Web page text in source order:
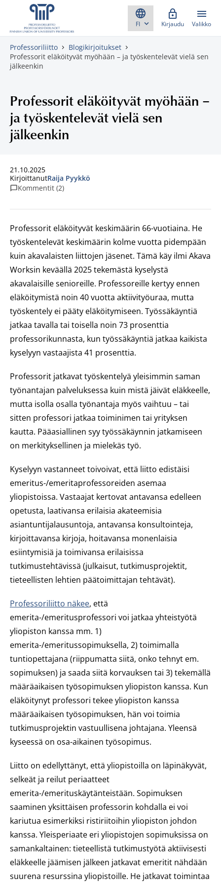
Skippaa sisältö
Kirjaudu Valikko
Professoriliitto
Blogikirjoitukset
Professorit eläköityvät myöhään – ja työskentelevät vielä sen
jälkeenkin
Professorit eläköityvät myöhään –
ja työskentelevät vielä sen
jälkeenkin
21.10.2025
KirjoittanutRaija Pyykkö
Kommentit (2)
Professorit eläköityvät keskimäärin 66-vuotiaina. He
työskentelevät keskimäärin kolme vuotta pidempään
kuin akavalaisten liittojen jäsenet. Tämä käy ilmi Akava
Worksin keväällä 2025 tekemästä kyselystä
akavalaisille senioreille. Professoreille kertyy ennen
eläköitymistä noin 40 vuotta aktiivityöuraa, mutta
työskentely ei pääty eläköitymiseen. Työssäkäyntiä
jatkaa tavalla tai toisella noin 73 prosenttia
professorikunnasta, kun työssäkäyntiä jatkaa kaikista
kyselyyn vastaajista 41 prosenttia.
Professorit jatkavat työskentelyä yleisimmin saman
työnantajan palveluksessa kuin mistä jäivät eläkkeelle,
mutta isolla osalla työnantaja myös vaihtuu – tai
sitten professori jatkaa toiminimen tai yrityksen
kautta. Pääasiallinen syy työssäkäynnin jatkamiseen
on merkityksellinen ja mielekäs työ.
Kyselyyn vastanneet toivoivat, että liitto edistäisi
emeritus-/emeritaprofessoreiden asemaa
yliopistoissa. Vastaajat kertovat antavansa edelleen
opetusta, laativansa erilaisia akateemisia
asiantuntijalausuntoja, antavansa konsultointeja,
kirjoittavansa kirjoja, hoitavansa monenlaisia
esiintymisiä ja toimivansa erilaisissa
tutkimustehtävissä (julkaisut, tutkimusprojektit,
tieteellisten lehtien päätoimittajan tehtävät).
Professoriliitto näkee, että
emerita-/emeritusprofessori voi jatkaa yhteistyötä
yliopiston kanssa mm. 1)
emerita-/emeritussopimuksella, 2) toimimalla
tuntiopettajana (riippumatta siitä, onko tehnyt em.
sopimuksen) ja saada siitä korvauksen tai 3) tekemällä
määräaikaisen työsopimuksen yliopiston kanssa. Kun
eläköitynyt professori tekee yliopiston kanssa
määräaikaisen työsopimuksen, hän voi toimia
tutkimusprojektin vastuullisena johtajana. Yleensä
kyseessä on osa-aikainen työsopimus.
Liitto on edellyttänyt, että yliopistoilla on läpinäkyvät,
selkeät ja reilut periaatteet
emerita-/emerituskäytänteistään. Sopimuksen
saaminen yksittäisen professorin kohdalla ei voi
kariutua esimerkiksi ristiriitoihin yliopiston johdon
kanssa. Yleisperiaate eri yliopistojen sopimuksissa on
samankaltainen: tieteellistä tutkimustyötä aktiivisesti
eläkkeelle jäämisen jälkeen jatkavat emeritit nähdään
suurena resurssina yliopistoille. He jatkavat toimintaa